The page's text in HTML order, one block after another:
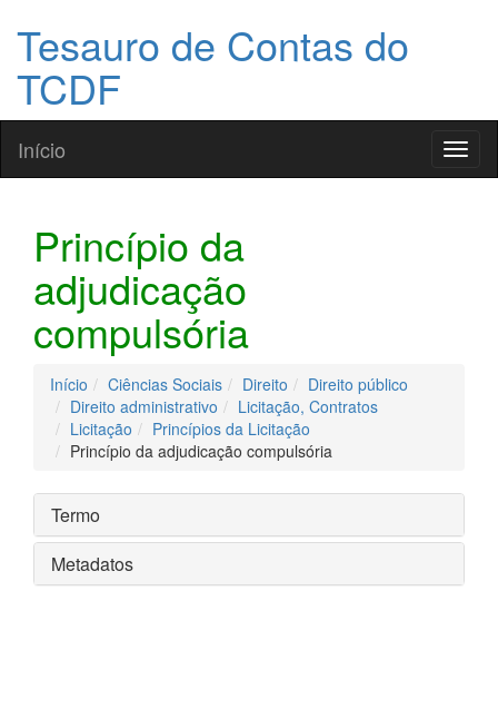
Tesauro de Contas do
TCDF
Início
Princípio da
adjudicação
compulsória
Início Ciências Sociais Direito
Direito público
Direito administrativo
Licitação, Contratos
Licitação
Princípios da Licitação
Princípio da adjudicação compulsória
Termo
Metadatos